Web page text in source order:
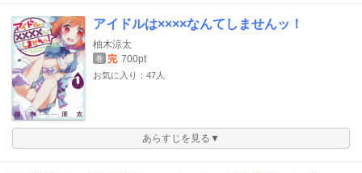
アイドルは××××なんてしませんッ！
柚木涼太
巻 完 700pt
お気に入り：47人
あらすじを見る▼